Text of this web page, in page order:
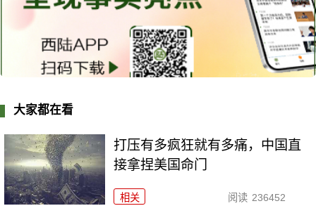
大家都在看
打压有多疯狂就有多痛，中国直
接拿捏美国命门
相关 阅读 236452